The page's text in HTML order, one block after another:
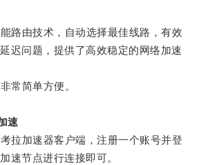
由技术，自动选择最佳线路，有效
迟问题，提供了高效稳定的网络加速
简单方便。
速
加速器客户端，注册一个账号并登
速节点进行连接即可。